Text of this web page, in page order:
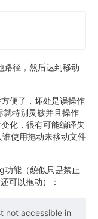
径，然后达到移动
便了，坏处是误操作
就特别灵敏并且操作
化，很有可能编译失
使用拖动来移动文件
能（貌似只是禁止
可以拖动）：
not accessible in